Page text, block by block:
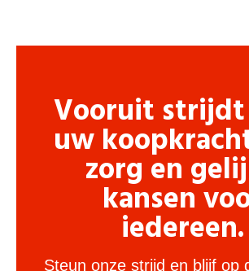
Vooruit
uw
zorg en
kansen
iedereen.
Steun onze strijd en blijf op